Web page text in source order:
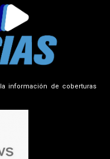
información de coberturas